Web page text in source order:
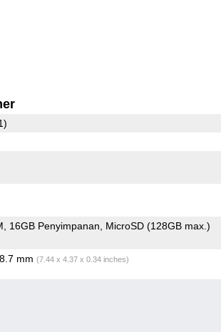
16GB Penyimpanan MicroSD (128GB max.)
mm (7.44 x 4.37 x 0.34 inches)